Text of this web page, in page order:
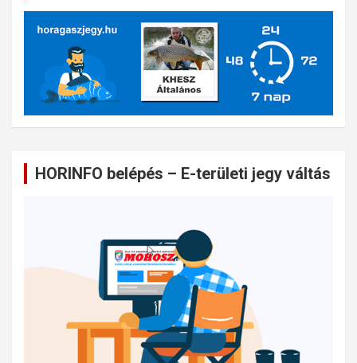
HORINFO belépés – E-területi jegy váltás